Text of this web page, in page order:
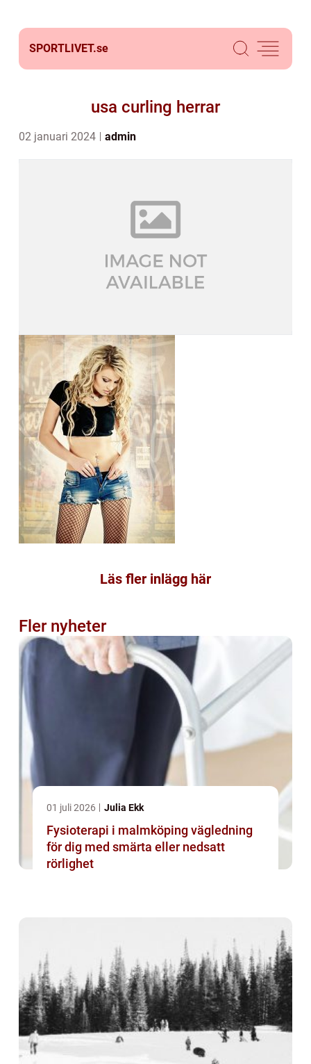
SPORTLIVET.se
usa curling herrar
02 januari 2024 admin
Läs fler inlägg här
Fler nyheter
01 juli 2026 Julia Ekk
Fysioterapi i malmköping vägledning
för dig med smärta eller nedsatt
rörlighet